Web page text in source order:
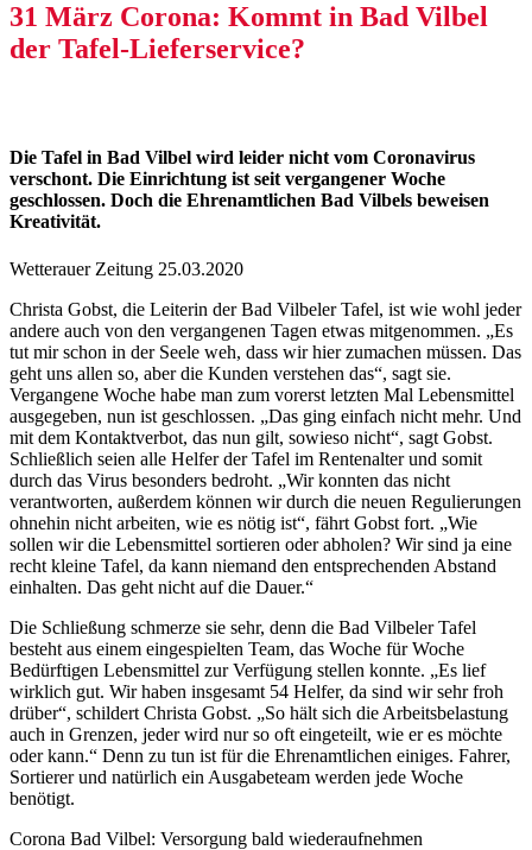
31 März Corona: Kommt in Bad Vilbel
der Tafel-Lieferservice?
Die Tafel in Bad Vilbel wird leider nicht vom Coronavirus
verschont. Die Einrichtung ist seit vergangener Woche
geschlossen. Doch die Ehrenamtlichen Bad Vilbels beweisen
Kreativität.
Wetterauer Zeitung 25.03.2020
Christa Gobst, die Leiterin der Bad Vilbeler Tafel, ist wie wohl jeder
andere auch von den vergangenen Tagen etwas mitgenommen. „Es
tut mir schon in der Seele weh, dass wir hier zumachen müssen. Das
geht uns allen so, aber die Kunden verstehen das“, sagt sie.
Vergangene Woche habe man zum vorerst letzten Mal Lebensmittel
ausgegeben, nun ist geschlossen. „Das ging einfach nicht mehr. Und
mit dem Kontaktverbot, das nun gilt, sowieso nicht“, sagt Gobst.
Schließlich seien alle Helfer der Tafel im Rentenalter und somit
durch das Virus besonders bedroht. „Wir konnten das nicht
verantworten, außerdem können wir durch die neuen Regulierungen
ohnehin nicht arbeiten, wie es nötig ist“, fährt Gobst fort. „Wie
sollen wir die Lebensmittel sortieren oder abholen? Wir sind ja eine
recht kleine Tafel, da kann niemand den entsprechenden Abstand
einhalten. Das geht nicht auf die Dauer.“
Die Schließung schmerze sie sehr, denn die Bad Vilbeler Tafel
besteht aus einem eingespielten Team, das Woche für Woche
Bedürftigen Lebensmittel zur Verfügung stellen konnte. „Es lief
wirklich gut. Wir haben insgesamt 54 Helfer, da sind wir sehr froh
drüber“, schildert Christa Gobst. „So hält sich die Arbeitsbelastung
auch in Grenzen, jeder wird nur so oft eingeteilt, wie er es möchte
oder kann.“ Denn zu tun ist für die Ehrenamtlichen einiges. Fahrer,
Sortierer und natürlich ein Ausgabeteam werden jede Woche
benötigt.
Corona Bad Vilbel: Versorgung bald wiederaufnehmen